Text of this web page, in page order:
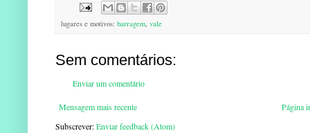
lugares e motivos: barragem, vale
Sem comentários:
Enviar um comentário
Mensagem mais recente
Página
Subscrever:Enviar feedback (Atom)